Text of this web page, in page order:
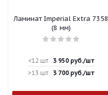
Ламинат Imperial Extra 7358
(8 мм)
<12 шт 3 950руб./шт
>13 шт
3 700руб./шт